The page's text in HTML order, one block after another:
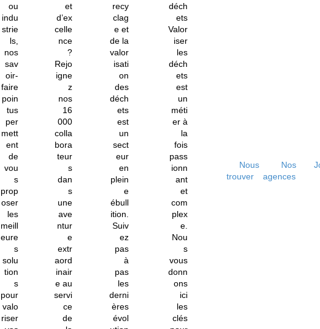
ou
indu
strie
ls,
nos
sav
oir-
faire
poin
tus
per
mett
ent
de
vou
s
prop
oser
les
meill
eure
s
solu
tion
s
pour
valo
riser
et
d’ex
celle
nce
?
Rejo
igne
z
nos
16
000
colla
bora
teur
s
dan
s
une
ave
ntur
e
extr
aord
inair
e au
servi
ce
de
recy
clag
e et
de la
valor
isati
on
des
déch
ets
est
un
sect
eur
en
plein
e
ébull
ition.
Suiv
ez
pas
à
pas
les
derni
ères
évol
déch
ets
Valor
iser
les
déch
ets
est
un
méti
er à
la
fois
pass
ionn
ant
et
com
plex
e.
Nou
s
vous
donn
ons
ici
les
clés
Nous
trouver
Nos
agences